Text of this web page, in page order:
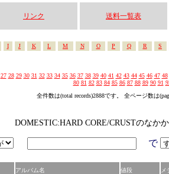
リンク 送料一覧表
I J K L M N O P Q R S
27 28 29 30 31 32 33 34 35 36 37 38 39 40 41 42 43 44 45 46 47 48
80 81 82 83 84 85 86 87 88 89 90 91
全件数は(total records)2888です。 全ページ数は
DOMESTIC:HARD CORE/CRUSTのなか
で
アルバム名 値段 メ